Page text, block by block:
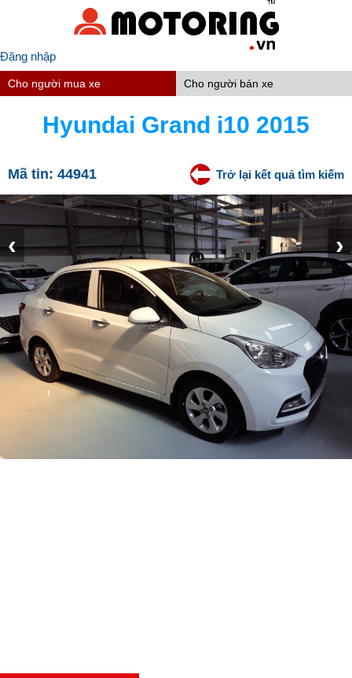
Đăng nhập
Cho người mua xe Cho người bán xe
Hyundai Grand i10 2015
Mã tin: 44941 Trở lại kết quả tìm kiếm
‹ ›